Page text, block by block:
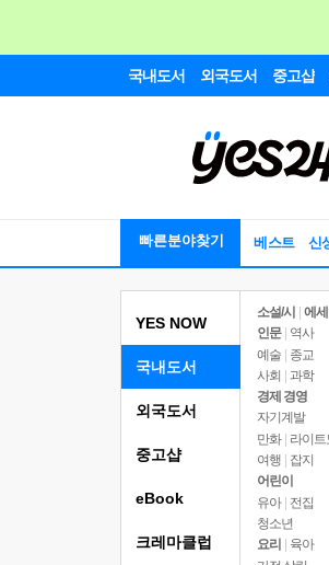
국내도서 외국도서 중고샵
빠른분야찾기 베스트 신
YES NOW
국내도서
소설/시
에세
인문
역사
예술 | 종교
사회 | 과학
경제 경영
자기계발
만화 | 라이트
여행
잡지
어린이
유아 | 전집
청소년
요리
육아
외국도서
중고샵
eBook
크레마클럽